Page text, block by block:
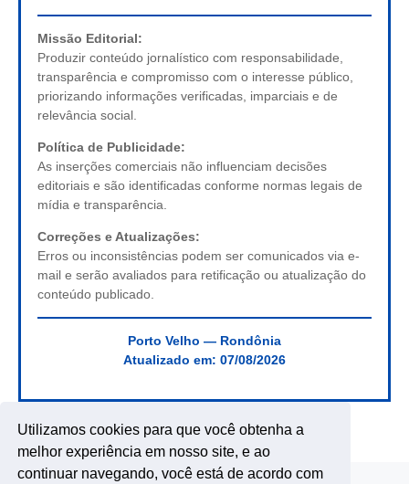
Utilizamos cookies para que você obtenha a
melhor experiência em nosso site, e ao
continuar navegando, você está de acordo com
Missão Editorial:
Produzir conteúdo jornalístico com responsabilidade,
transparência e compromisso com o interesse público,
priorizando informações verificadas, imparciais e de
relevância social.
Política de Publicidade:
As inserções comerciais não influenciam decisões
editoriais e são identificadas conforme normas legais de
mídia e transparência.
Correções e Atualizações:
Erros ou inconsistências podem ser comunicados via e-
mail e serão avaliados para retificação ou atualização do
conteúdo publicado.
Porto Velho — Rondônia
Atualizado em: 07/08/2026